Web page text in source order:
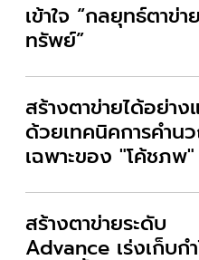
เข้าใจ “กลยุทธ์ตาข่
ทรัพย์”
ทำความรู้จักกับ “กลยุ
ดักทรัพย์” การเลือกก
ผลิตภัณฑ์ที่จะวางตาข่า
เก็บกำไรจากความผันผ
ตาข่ายกับทองคำ
สร้างตาข่ายได้อย่าง
ด้วยเทคนิคการคำน
เฉพาะของ "โค้ชภพ"
วิธีการคำนวน MM แ
วิธีการคำนวน MM แบบ
Advance สำหรับตาข่
สร้างตาข่ายระดับ
Advance เร่งเก็บก